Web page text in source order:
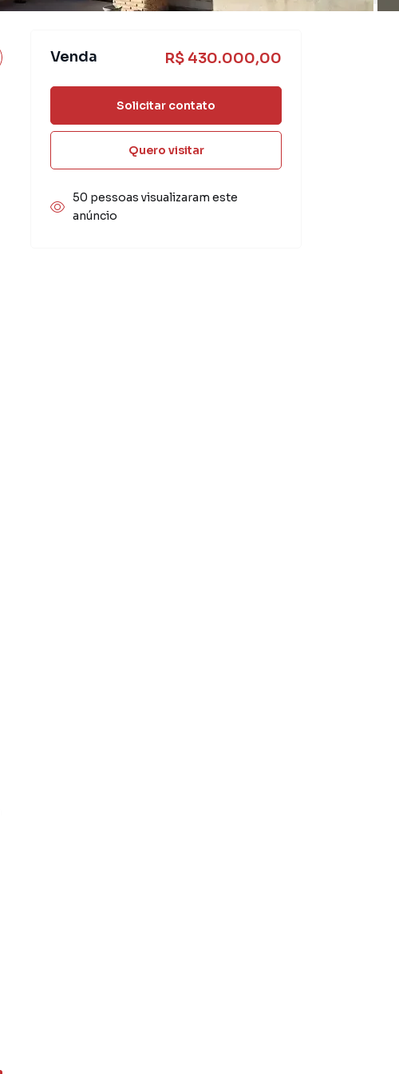
Venda R$ 430.000,00
Solicitar contato
Quero visitar
50 pessoas visualizaram este
anúncio